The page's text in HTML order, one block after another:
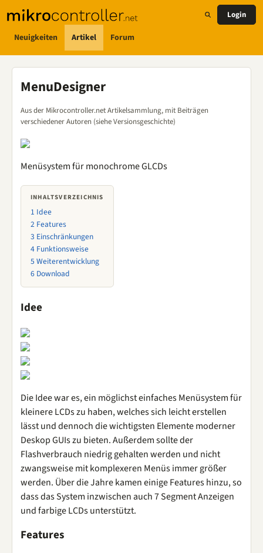
Neuigkeiten Artikel Forum
Login
MenuDesigner
Aus der Mikrocontroller.net Artikelsammlung, mit Beiträgen
verschiedener Autoren (siehe Versionsgeschichte)
Menüsystem für monochrome GLCDs
INHALTSVERZEICHNIS
1 Idee
2 Features
3 Einschränkungen
4 Funktionsweise
5 Weiterentwicklung
6 Download
Idee
Die Idee war es, ein möglichst einfaches Menüsystem für
kleinere LCDs zu haben, welches sich leicht erstellen
lässt und dennoch die wichtigsten Elemente moderner
Deskop GUIs zu bieten. Außerdem sollte der
Flashverbrauch niedrig gehalten werden und nicht
zwangsweise mit komplexeren Menüs immer größer
werden. Über die Jahre kamen einige Features hinzu, so
dass das System inzwischen auch 7 Segment Anzeigen
und farbige LCDs unterstützt.
Features